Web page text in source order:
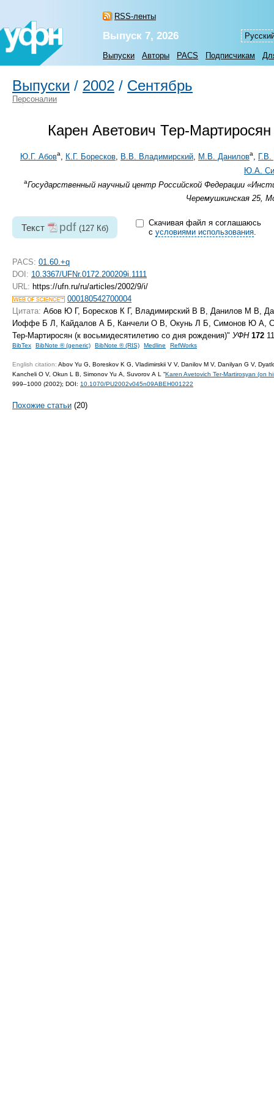
RSS-ленты
Выпуск 7, 2026
Выпуски Авторы PACS Подписчикам
Выпуски / 2002 / Сентябрь
Персоналии
Карен Аветович Тер-
Ю.Г. Абова, К.Г. Боресков, В.В. Владимирский, М.В. Данилова,
Ю.А.
аГосударственный научный центр Российской Федерации
Черемушкинская 25,
Текст pdf (127 Кб)
Скачивая файл я соглашаюсь
с условиями использования.
PACS: 01.60.+q
DOI: 10.3367/UFNr.0172.200209i.1111
URL: https://ufn.ru/ru/articles/2002/9/i/
000180542700004
Цитата: Абов Ю Г, Боресков К Г, Владимирский В В, Данилов М В,
Иоффе Б Л, Кайдалов А Б, Канчели О В, Окунь Л Б, Симонов Ю А,
Тер-Мартиросян (к восьмидесятилетию со дня рождения)" УФН 172
BibTex BibNote ® (generic) BibNote ® (RIS) Medline RefWorks
English citation: Abov Yu G, Boreskov K G, Vladimirskii V V, Danilov M V, Danilyan G V,
Kancheli O V, Okun L B, Simonov Yu A, Suvorov A L “Karen Avetovich Ter-Martirosyan (on
999–1000 (2002); DOI: 10.1070/PU2002v045n09ABEH001222
Похожие статьи (20)